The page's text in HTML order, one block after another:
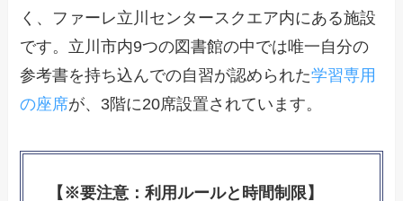
く、ファーレ立川センタースクエア内にある施設
です。立川市内9つの図書館の中では唯一自分の
参考書を持ち込んでの自習が認められた学習専用
の座席が、3階に20席設置されています。
【※要注意：利用ルールと時間制限】